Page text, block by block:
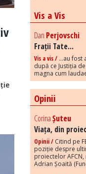
Vis a Vis
Dan Perjovschi
Frații Tate...
Vis a vis / ...au fost
după ce Justiția
magna cum
Opinii
CorinaȘuteu
Viața, din
Opinii / Citind pe
poziție despre
proiectelor
Adrian Șoaită